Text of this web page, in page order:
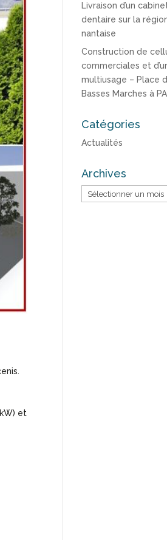
et
Livraison d’un
dentaire sur la
nantaise
Construction de
commerciales et
multiusage – Place
Basses Marches à
Catégories
Actualités
Archives
Archives